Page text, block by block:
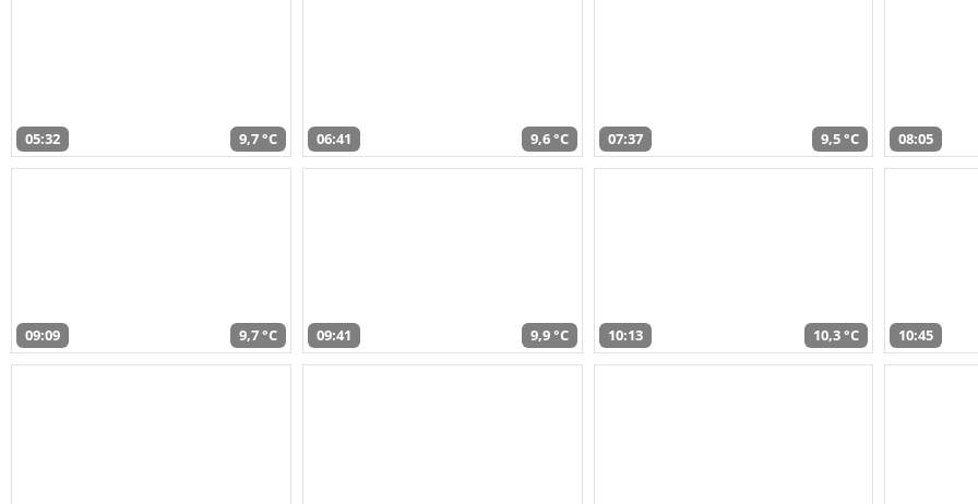
05:32 9,7 °C 06:41 9,6 °C 07:37 9,5 °C 08:05
09:09 9,7 °C 09:41 9,9 °C 10:13 10,3 °C 10:45